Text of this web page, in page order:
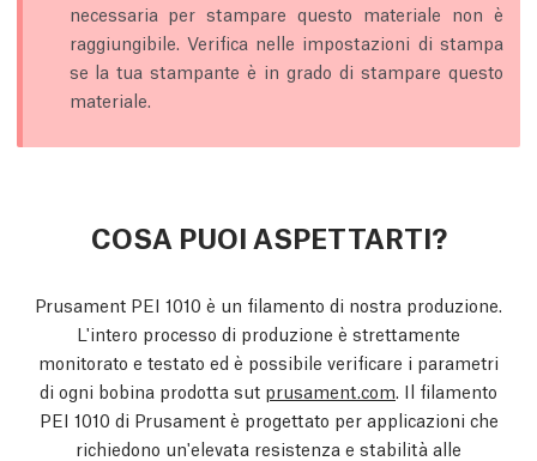
necessaria per stampare questo materiale non è
raggiungibile. Verifica nelle impostazioni di stampa
se la tua stampante è in grado di stampare questo
materiale.
COSA PUOI ASPETTARTI?
Prusament PEI 1010 è un filamento di nostra produzione.
L'intero processo di produzione è strettamente
monitorato e testato ed è possibile verificare i parametri
di ogni bobina prodotta sut prusament.com. Il filamento
PEI 1010 di Prusament è progettato per applicazioni che
richiedono un'elevata resistenza e stabilità alle